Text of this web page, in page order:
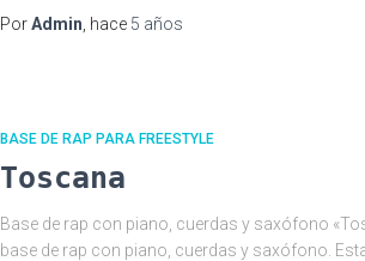
PorAdmin , hace 5 años
BASE DE RAP PARA FREESTYLE
Toscana
Base de rap con piano, cuerdas y saxófono
base de rap con piano, cuerdas y saxófono.